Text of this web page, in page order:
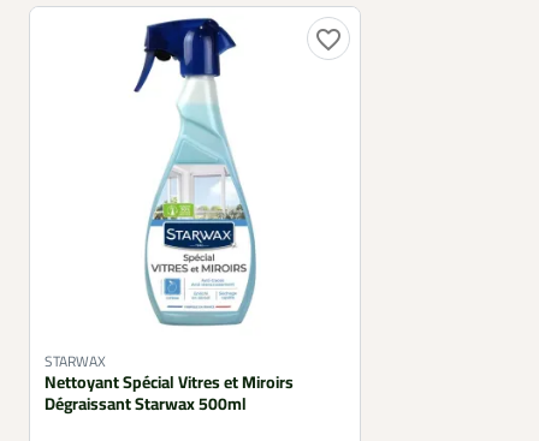
favorite_border
STARWAX
Nettoyant Spécial Vitres et Miroirs
Dégraissant Starwax 500ml